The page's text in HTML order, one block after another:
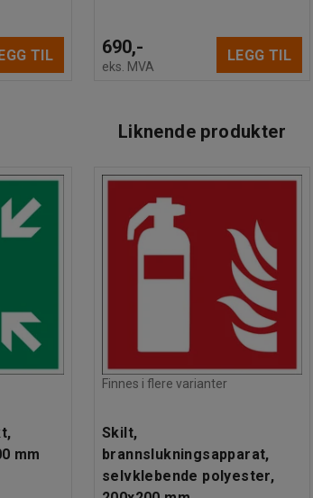
TIL 690,-
eks. MVA
LEGG TIL
Liknende produkter
mm
Finnes i flere varianter
Skilt,
brannslukningsapparat,
selvklebende polyester,